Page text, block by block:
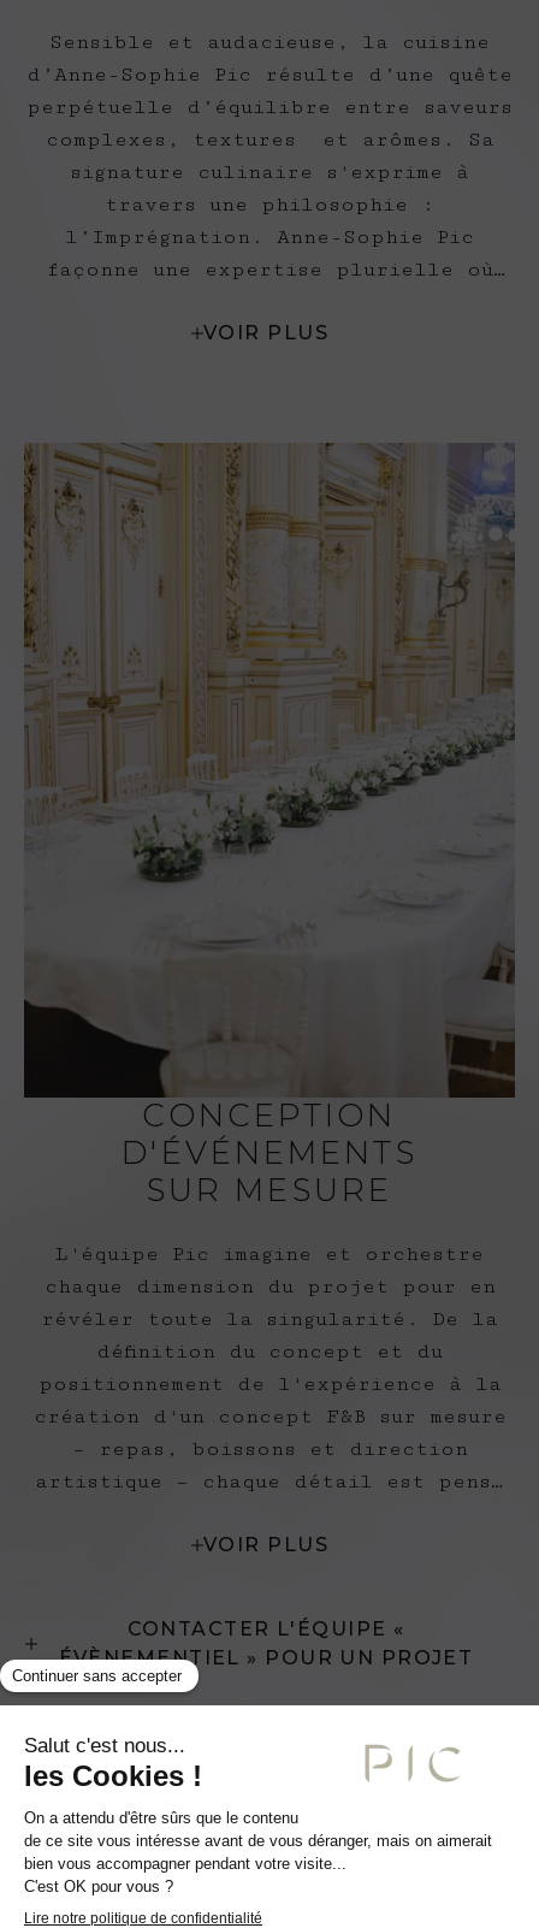
Sensible et audacieuse, la cuisine​
d’Anne-Sophie Pic résulte​ d’une quête
perpétuelle d’équilibre​ entre saveurs
complexes, textures​ et arômes. Sa
signature culinaire​ s'exprime à
travers une philosophie :
l’Imprégnation. Anne-Sophie Pic
façonne ​une expertise plurielle où
​de mixologie ou de boissons sans
VOIR PLUS
CONCEPTION
D'ÉVÉNEMENTS
SUR MESURE
L'équipe Pic imagine et orchestre
chaque dimension du projet pour en
révéler toute la singularité. De la
définition du concept et du
positionnement de l'expérience à la
création d'un concept F&B sur mesure
– repas, boissons et direction
artistique – chaque détail est pensé
l'événement et du client. La
l'orchestration du service et la
coordination des partenaires artistes
et artisans constituent les piliers
de cette approche. La maîtrise
d'exécution garantit le suivi et le
maintien des standards de qualité les
plus exigeants.
VOIR PLUS
CONTACTER L'ÉQUIPE «
ÉVÈNEMENTIEL » POUR UN PROJET